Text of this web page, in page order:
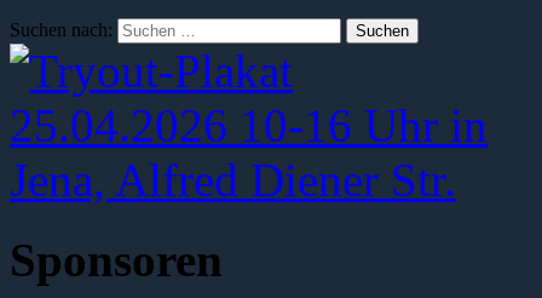
Suchen nach:
Sponsoren